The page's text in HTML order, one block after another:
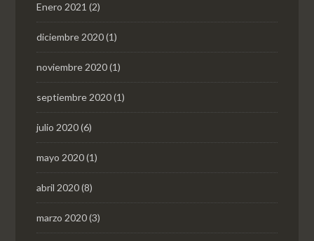
Enero 2021 (2)
diciembre 2020(1)
noviembre 2020(1)
septiembre 2020(1)
julio 2020(6)
mayo 2020(1)
abril 2020(8)
marzo 2020(3)